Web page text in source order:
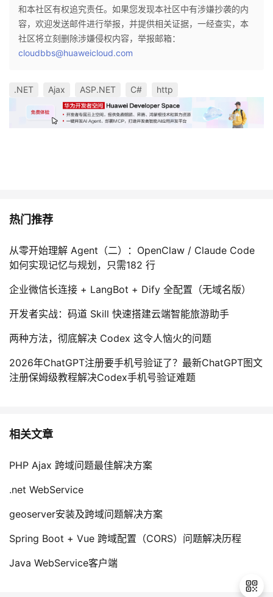
和本社区有权追究责任。如果您发现本社区中有涉嫌抄袭的内
容，欢迎发送邮件进行举报，并提供相关证据，一经查实，本
社区将立刻删除涉嫌侵权内容，举报邮箱：
cloudbbs@huaweicloud.com
.NET Ajax ASP.NET C# http
热门推荐
从零开始理解 Agent（二）：OpenClaw / Claude Code
如何实现记忆与规划，只需182 行
企业微信长连接 + LangBot + Dify 全配置（无域名版）
开发者实战：码道 Skill 快速搭建云端智能旅游助手
两种方法，彻底解决 Codex 这令人恼火的问题
2026年ChatGPT注册要手机号验证了？最新ChatGPT图文
注册保姆级教程解决Codex手机号验证难题
相关文章
PHP Ajax 跨域问题最佳解决方案
.net WebService
geoserver安装及跨域问题解决方案
Spring Boot + Vue 跨域配置（CORS）问题解决历程
Java WebService客户端